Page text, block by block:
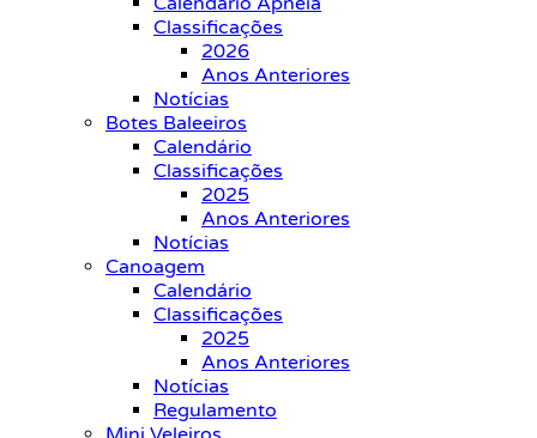
Classificações
2026
Anos Anteriores
Notícias
Botes Baleeiros
Calendário
Classificações
2025
Anos Anteriores
Notícias
Canoagem
Calendário
Classificações
2025
Anos Anteriores
Notícias
Regulamento